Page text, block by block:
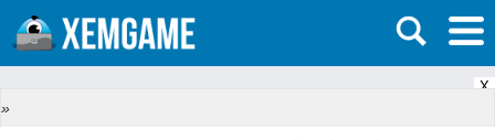
X
»